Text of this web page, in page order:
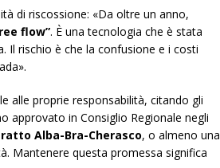
di riscossione: «Da oltre un anno,
flow”. È una tecnologia che è stata
Il rischio è che la confusione e i costi
alle proprie responsabilità, citando gli
approvato in Consiglio Regionale negli
Alba-Bra-Cherasco, o almeno una
Mantenere questa promessa significa